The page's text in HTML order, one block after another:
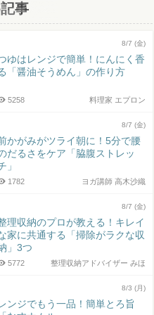
事
8/7 (金)
ゆはレンジで簡単！にんにく香
「醤油そうめん」の作り方
料理家 エプロン
5258
8/7 (金)
かがみがツライ朝に！5分で腰
だるさをケア「脇腹ストレッ
」
ヨガ講師 高木沙織
1782
8/7 (金)
理収納のプロが教える！キレイ
家に共通する「掃除がラクな収
」3つ
整理収納アドバイザー みほ
5772
8/3 (月)
ンジでもう一品！簡単とろ旨